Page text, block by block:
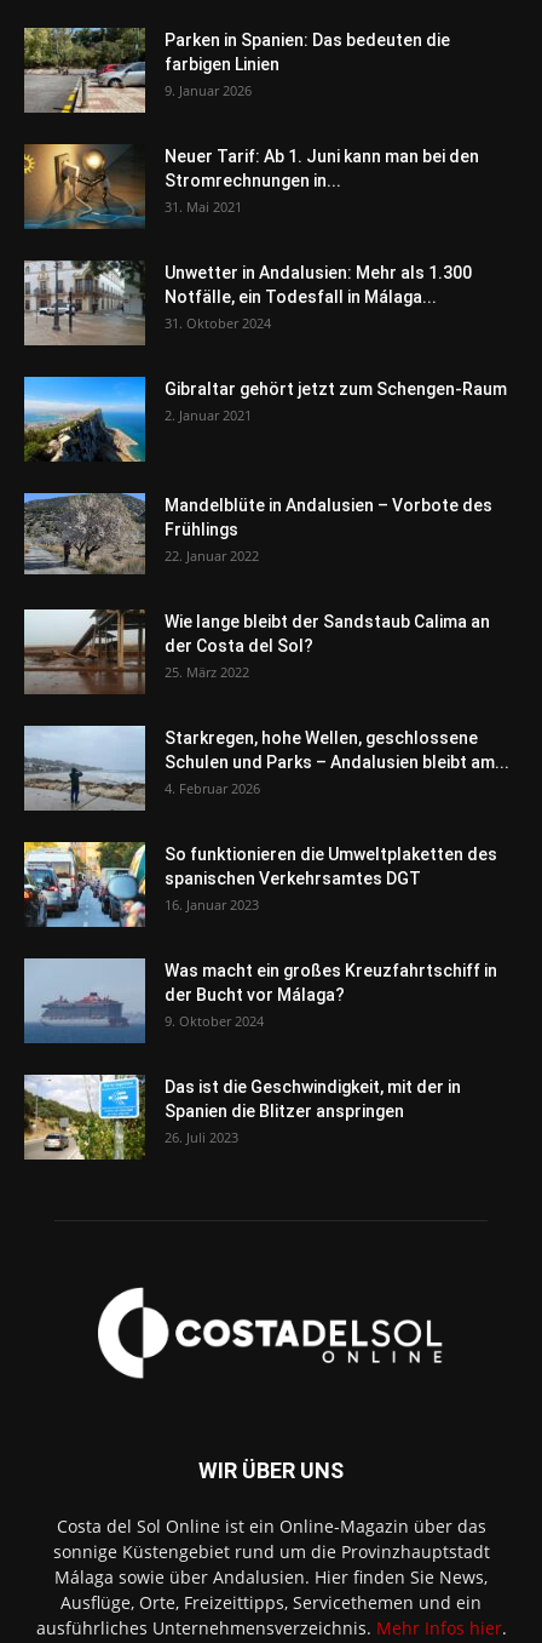
Parken in Spanien: Das bedeuten die
farbigen Linien
9. Januar 2026
Neuer Tarif: Ab 1. Juni kann man bei den
Stromrechnungen in...
31. Mai 2021
Unwetter in Andalusien: Mehr als 1.300
Notfälle, ein Todesfall in Málaga...
31. Oktober 2024
Gibraltar gehört jetzt zum Schengen-Raum
2. Januar 2021
Mandelblüte in Andalusien – Vorbote des
Frühlings
22. Januar 2022
Wie lange bleibt der Sandstaub Calima an
der Costa del Sol?
25. März 2022
Starkregen, hohe Wellen, geschlossene
Schulen und Parks – Andalusien bleibt am...
4. Februar 2026
So funktionieren die Umweltplaketten des
spanischen Verkehrsamtes DGT
16. Januar 2023
Was macht ein großes Kreuzfahrtschiff in
der Bucht vor Málaga?
9. Oktober 2024
Das ist die Geschwindigkeit, mit der in
Spanien die Blitzer anspringen
26. Juli 2023
WIR ÜBER UNS
Costa del Sol Online ist ein Online-Magazin über das
sonnige Küstengebiet rund um die Provinzhauptstadt
Málaga sowie über Andalusien. Hier finden Sie News,
Ausflüge, Orte, Freizeittipps, Servicethemen und ein
ausführliches Unternehmensverzeichnis. Mehr Infos hier.